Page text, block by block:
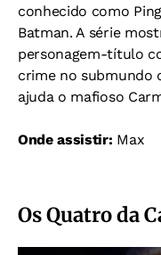
conhecido como
Batman. A série
personagem-título
crime no submundo
ajuda o mafioso
Onde assistir: Max
Os Quatro da